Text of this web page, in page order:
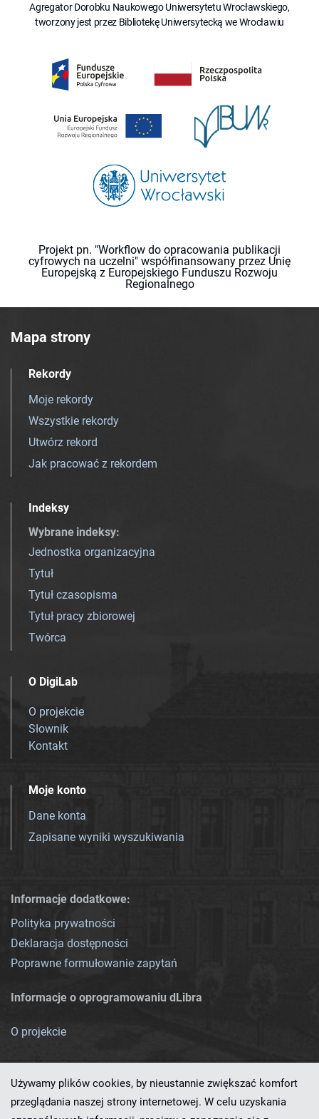
Agregator Dorobku Naukowego Uniwersytetu Wrocławskiego,
tworzony jest przez Bibliotekę Uniwersytecką we Wrocławiu
Projekt pn. "Workflow do opracowania publikacji
cyfrowych na uczelni" współfinansowany przez Unię
Europejską z Europejskiego Funduszu Rozwoju
Regionalnego
Mapa strony
Rekordy
Moje rekordy
Wszystkie rekordy
Utwórz rekord
Jak pracować z rekordem
Indeksy
Wybrane indeksy:
Jednostka organizacyjna
Tytuł
Tytuł czasopisma
Tytuł pracy zbiorowej
Twórca
O DigiLab
O projekcie
Słownik
Kontakt
Moje konto
Dane konta
Zapisane wyniki wyszukiwania
Informacje dodatkowe:
Polityka prywatności
Deklaracja dostępności
Poprawne formułowanie zapytań
Informacje o oprogramowaniu dLibra
O projekcie
Używamy plików cookies, by nieustannie zwiększać komfort
przeglądania naszej strony internetowej. W celu uzyskania